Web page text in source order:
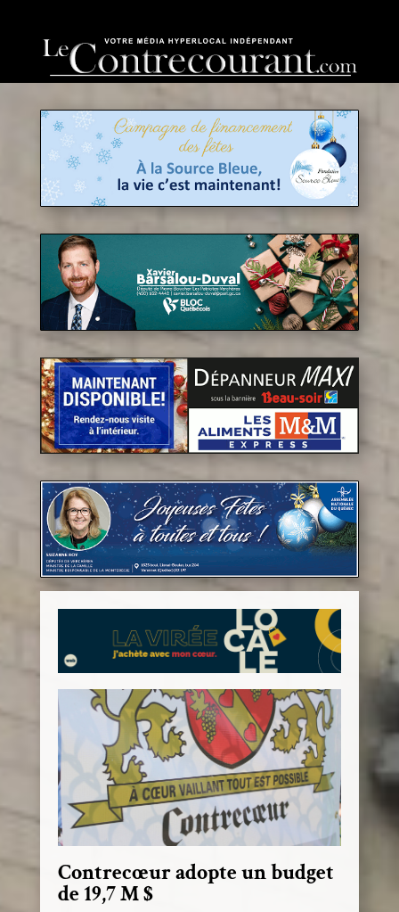
Contrecœur adopte un budget
de 19,7 M $